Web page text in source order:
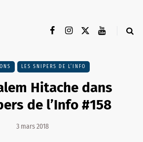
LES SNIPERS DE L’INFO
Hitache dans
de l’Info #158
3 mars 2018